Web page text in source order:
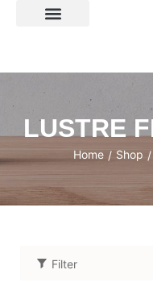
LUSTRE
Home / Shop /
Filter